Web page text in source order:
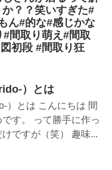
？？笑いすぎた#
ん#的な#感じかな
間取り萌え#間取
初段 #間取り狂
）とは
）とは こんにちは 間
す。 って勝手に作っ
ですが（笑） 趣味...